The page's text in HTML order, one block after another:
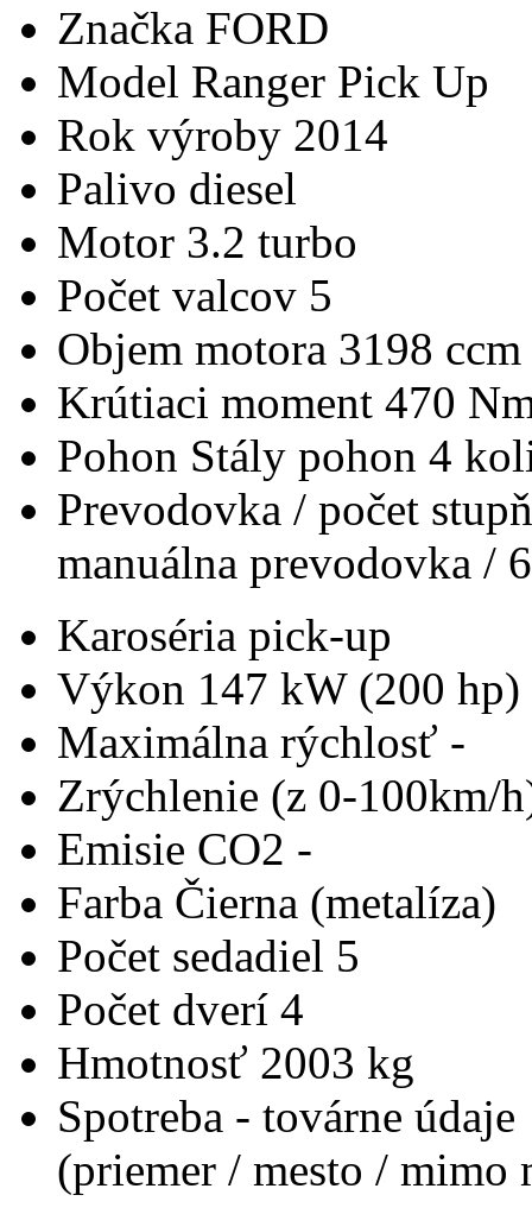
Značka FORD
Model Ranger Pick Up
Rok výroby 2014
Palivo diesel
Motor 3.2 turbo
Počet valcov 5
Objem motora 3198 ccm
Krútiaci moment 470
Pohon Stály pohon 4
Prevodovka / počet
manuálna prevodovka / 6
Karoséria pick-up
Výkon 147 kW (200 hp)
Maximálna rýchlosť -
Zrýchlenie (z 0-100km/
Emisie CO2 -
Farba Čierna (metalíza)
Počet sedadiel 5
Počet dverí 4
Hmotnosť 2003 kg
Spotreba - továrne údaje
(priemer / mesto / mimo